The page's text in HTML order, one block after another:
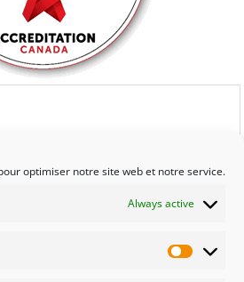
optimiser notre site web et notre service.
Always active